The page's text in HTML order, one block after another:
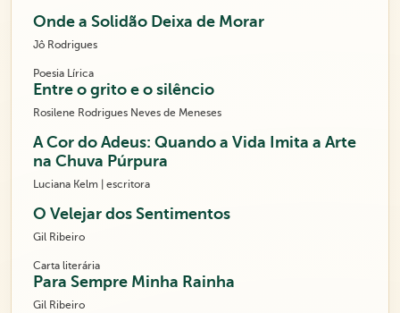
Onde a Solidão Deixa de Morar
Jô Rodrigues
Poesia Lírica
Entre o grito e o silêncio
Rosilene Rodrigues Neves de Meneses
A Cor do Adeus: Quando a Vida Imita a Arte
na Chuva Púrpura
Luciana Kelm | escritora
O Velejar dos Sentimentos
Gil Ribeiro
Carta literária
Para Sempre Minha Rainha
Gil Ribeiro